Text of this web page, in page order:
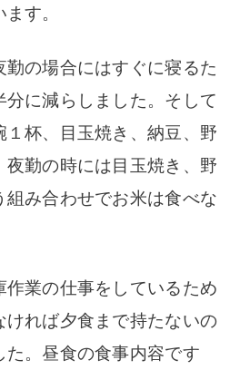
す。
の場合にはすぐに寝るた
に減らしました。そして
１杯、目玉焼き、納豆、野
勤の時には目玉焼き、野
組み合わせでお米は食べな
業の仕事をしているため
れば夕食まで持たないの
。 昼食の食事内容です